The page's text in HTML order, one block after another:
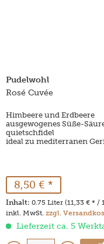
Pudelwohl
Rosé Cuvée
Himbeere und Erdbeere
ausgewogenes Süße-
quietschfidel
ideal zu mediterranen
8,50 € *
Inhalt: 0.75 Liter (11,33 € * /
inkl. MwSt. zzgl.
Lieferzeit ca. 5